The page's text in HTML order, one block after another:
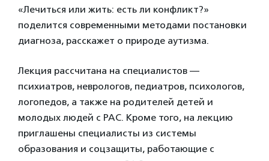
«Лечиться или жить: есть ли конфликт?»
поделится современными методами постановки
диагноза, расскажет о природе аутизма.
Лекция рассчитана на специалистов —
психиатров, неврологов, педиатров, психологов,
логопедов, а также на родителей детей и
молодых людей с РАС. Кроме того, на лекцию
приглашены специалисты из системы
образования и соцзащиты, работающие с